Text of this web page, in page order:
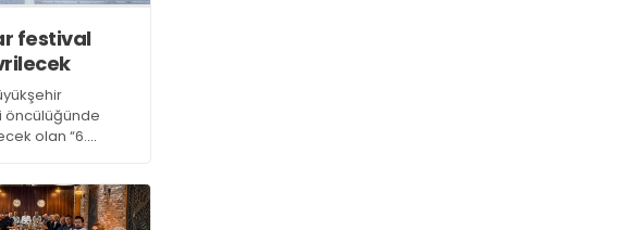
trafiğe
festival
öncülüğünde
olan “6.
eşsiz